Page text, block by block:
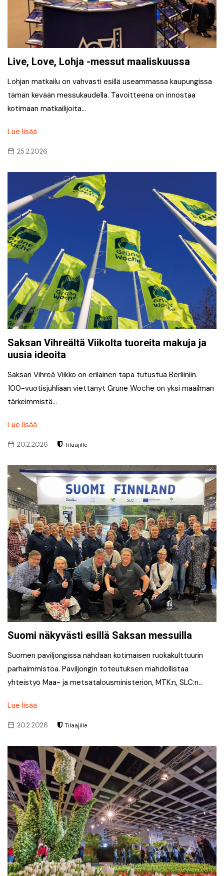
Live, Love, Lohja -messut maaliskuussa
Lohjan matkailu on vahvasti esillä useammassa kaupungissa
tämän kevään messukaudella. Tavoitteena on innostaa
kotimaan matkailijoita…
Lue lisää
25.2.2026
Saksan Vihreältä Viikolta tuoreita makuja ja
uusia ideoita
Saksan Vihreä Viikko on erilainen tapa tutustua Berliiniin.
100-vuotisjuhliaan viettänyt Grüne Woche on yksi maailman
tärkeimmistä…
Lue lisää
20.2.2026 Tilaajille
Suomi näkyvästi esillä Saksan messuilla
Suomen paviljongissa nähdään kotimaisen ruokakulttuurin
parhaimmistoa. Paviljongin toteutuksen mahdollistaa
yhteistyö Maa- ja metsätalousministeriön, MTK:n, SLC:n…
Lue lisää
20.2.2026 Tilaajille